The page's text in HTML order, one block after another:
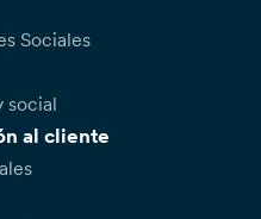
Sociales
social
al cliente